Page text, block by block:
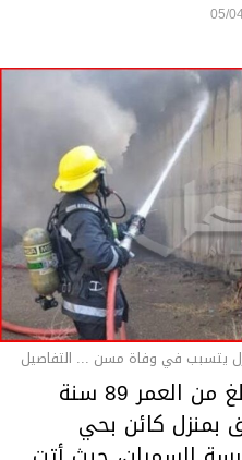
05/
يتسبب في وفاة مسن ... التفاصيل
توفي يوم أمس مسن يبلغ من العمر 89 سنة
بمنزل كائن بحي